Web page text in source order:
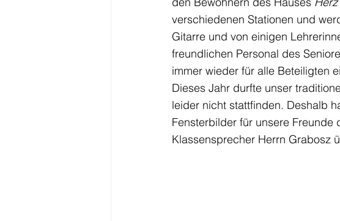
verschiedenen Stationen und
Gitarre und von einigen
freundlichen Personal des
immer wieder für alle Beteiligten
Dieses Jahr durfte unser
leider nicht stattfinden. Deshalb
Fensterbilder für unsere
Klassensprecher Herrn Grabosz